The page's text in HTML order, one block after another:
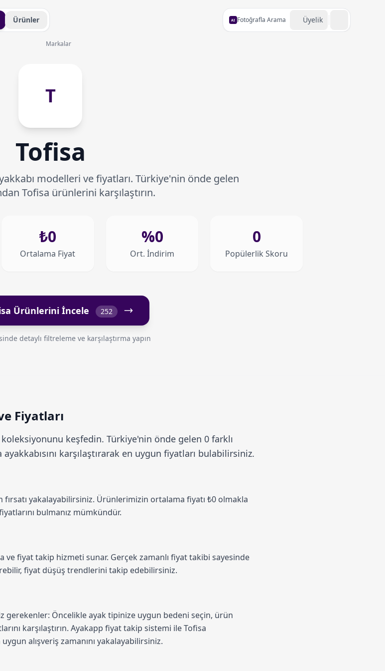
Ürünler AI Fotoğrafla Arama Üyelik
Markalar
T
Tofisa
modelleri ve fiyatları. Türkiye'nin önde gelen
Tofisa ürünlerini karşılaştırın.
₺0
Ortalama Fiyat
%0
Ort. İndirim
0
Popülerlik Skoru
Ürünlerini İncele 252
detaylı filtreleme ve karşılaştırma yapın
Fiyatları
koleksiyonunu keşfedin. Türkiye'nin önde gelen 0 farklı
ayakkabısını karşılaştırarak en uygun fiyatları bulabilirsiniz.
fırsatı yakalayabilirsiniz. Ürünlerimizin ortalama fiyatı ₺0 olmakla
bulmanız mümkündür.
ve fiyat takip hizmeti sunar. Gerçek zamanlı fiyat takibi sayesinde
fiyat düşüş trendlerini takip edebilirsiniz.
gerekenler: Öncelikle ayak tipinize uygun bedeni seçin, ürün
karşılaştırın. Ayakapp fiyat takip sistemi ile Tofisa
alışveriş zamanını yakalayabilirsiniz.